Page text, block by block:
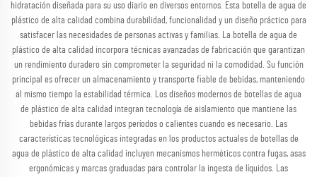
hidratación diseñada para su uso diario en diversos entornos. Esta botella de agua de
plástico de alta calidad combina durabilidad, funcionalidad y un diseño práctico para
satisfacer las necesidades de personas activas y familias. La botella de agua de
plástico de alta calidad incorpora técnicas avanzadas de fabricación que garantizan
un rendimiento duradero sin comprometer la seguridad ni la comodidad. Su función
principal es ofrecer un almacenamiento y transporte fiable de bebidas, manteniendo
al mismo tiempo la estabilidad térmica. Los diseños modernos de botellas de agua
de plástico de alta calidad integran tecnología de aislamiento que mantiene las
bebidas frías durante largos períodos o calientes cuando es necesario. Las
características tecnológicas integradas en los productos actuales de botellas de
agua de plástico de alta calidad incluyen mecanismos herméticos contra fugas, asas
ergonómicas y marcas graduadas para controlar la ingesta de líquidos. Las